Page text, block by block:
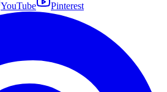
YouTube Pinterest